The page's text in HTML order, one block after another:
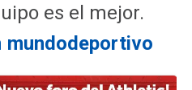
es el mejor.
mundodeportivo